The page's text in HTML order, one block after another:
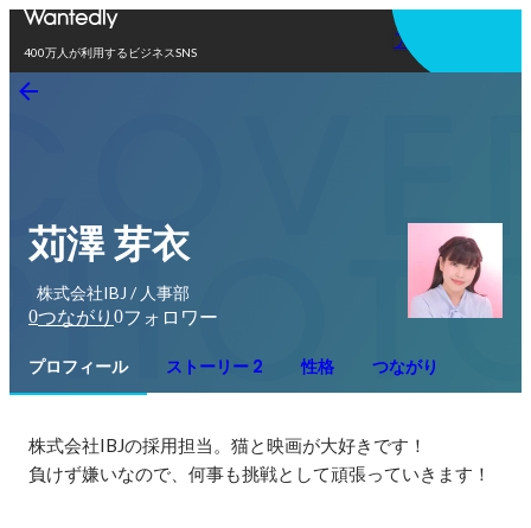
400万人が利用するビジネスSNS
アプリを使う
苅澤 芽衣
株式会社IBJ / 人事部
0つながり 0フォロワー
プロフィール ストーリー 2 性格 つながり
株式会社IBJの採用担当。猫と映画が大好きです！
負けず嫌いなので、何事も挑戦として頑張っていきます！